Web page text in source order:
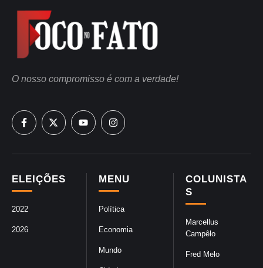
COLUNISTA
S
Marcellus
Campêlo
Fred Melo
MENU
Política
Economia
Mundo
ELEIÇÕES
2022
2026
O nosso compromisso é com a verdade!